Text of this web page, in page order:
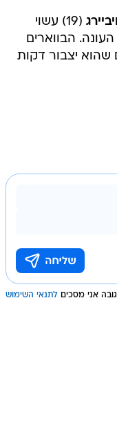
(19) עשוי
הבווארים
שהוא יצבור דקות
אני מסכים לתנאי השימוש